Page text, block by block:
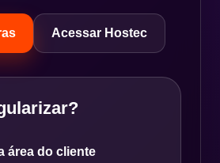
Acessar Hostec
área do cliente